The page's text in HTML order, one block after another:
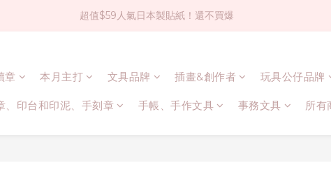
社群大人氣！各種有趣的打洞器
超值$59人氣日本製貼紙！還不買爆
社群大人氣！各種有趣的打洞器
章 本月主打 文具品牌 插畫&創作者 玩具公仔品牌
、印台和印泥、手刻章 手帳、手作文具 事務文具 所有